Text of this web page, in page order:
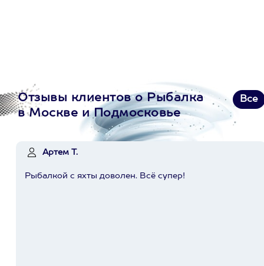
Отзывы клиентов о Рыбалка
в Москве и Подмосковье
Все
Артем Т.
Рыбалкой с яхты доволен. Всё супер!